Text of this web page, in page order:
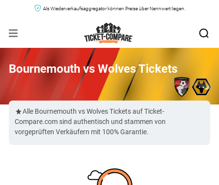
Als Wiederverkaufsaggregator können Preise über Nennwert liegen.
Bournemouth vs Wolves Tickets
Alle Bournemouth vs Wolves Tickets auf Ticket-
Compare.com sind authentisch und stammen von
vorgeprüften Verkäufern mit 100% Garantie.